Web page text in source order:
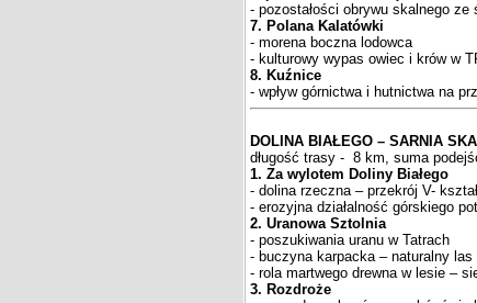
- pozostałości obrywu skalnego ze
7. Polana Kalatówki
- morena boczna lodowca
- kulturowy wypas owiec i krów w
8. Kuźnice
- wpływ górnictwa i hutnictwa na
DOLINA BIAŁEGO – SARNIA
długość trasy - 8 km, suma
1. Za wylotem Doliny Białego
- dolina rzeczna – przekrój V-
- erozyjna działalność górskiego
2. Uranowa Sztolnia
- poszukiwania uranu w Tatrach
- buczyna karpacka – naturalny las
- rola martwego drewna w lesie –
3. Rozdroże